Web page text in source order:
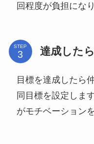
回程度が負担にな
STEP 達成した
目標を達成したら
同目標を設定しま
がモチベーション